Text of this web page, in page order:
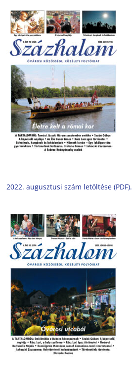
2022. augusztusi szám letöltése (PDF).